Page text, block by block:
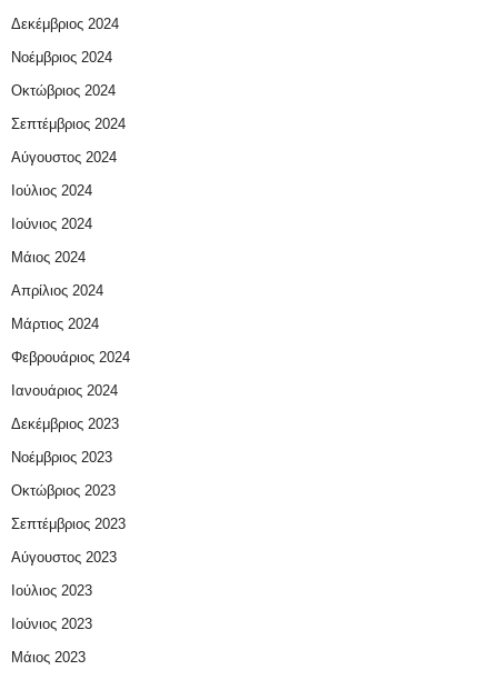
Δεκέμβριος 2024
Νοέμβριος 2024
Οκτώβριος 2024
Σεπτέμβριος 2024
Αύγουστος 2024
Ιούλιος 2024
Ιούνιος 2024
Μάιος 2024
Απρίλιος 2024
Μάρτιος 2024
Φεβρουάριος 2024
Ιανουάριος 2024
Δεκέμβριος 2023
Νοέμβριος 2023
Οκτώβριος 2023
Σεπτέμβριος 2023
Αύγουστος 2023
Ιούλιος 2023
Ιούνιος 2023
Μάιος 2023